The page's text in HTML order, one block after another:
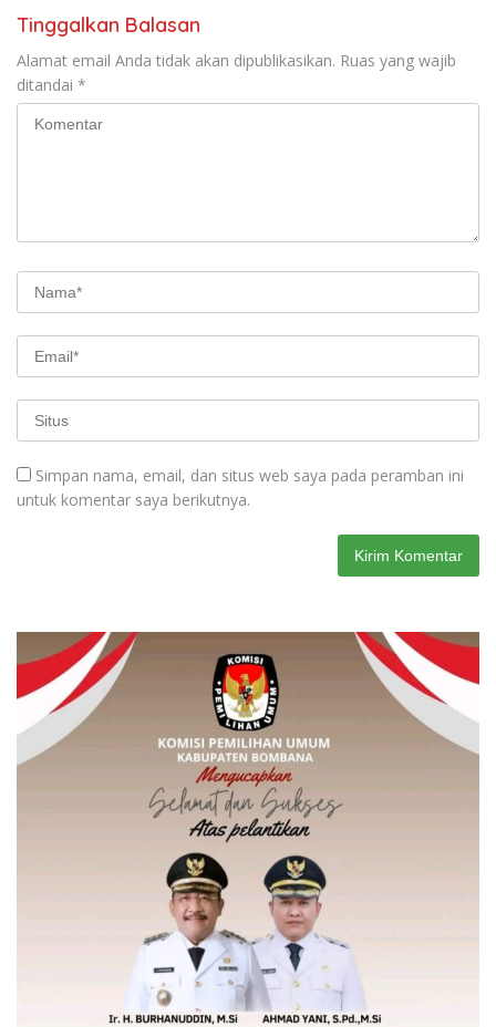
Tinggalkan Balasan
Alamat email Anda tidak akan dipublikasikan. Ruas yang wajib
ditandai *
Simpan nama, email, dan situs web saya pada peramban ini
untuk komentar saya berikutnya.